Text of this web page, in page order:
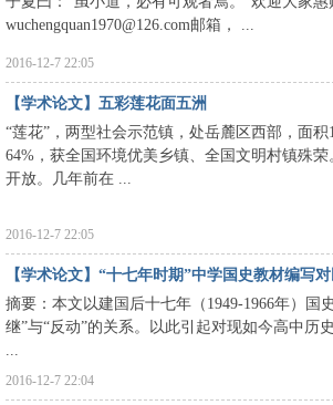
文
史
wuchengquan1970@126.com邮箱， ...
2016-12-7 22:05
【学术论文】五彩莲花面五洲
“莲花”，两型社会示范镇，处岳麓区西部，面
64%，获全国环境优美乡镇、全国文明村镇殊
开放。几年前在 ...
2016-12-7 22:05
【学术论文】“十七年时期”中学国史教材编写
摘要：本文以建国后十七年（1949-1966年）
继”与“反动”的关系。以此引起对现如今高中历
...
2016-12-7 22:04